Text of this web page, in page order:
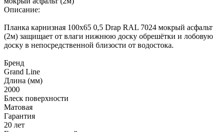
Описание:
Планка карнизная 100х65 0,5 Drap RAL 7024 мокрый асфальт
(2м) защищает от влаги нижнюю доску обрешётки и лобовую
доску в непосредственной близости от водостока.
Бренд
Grand Line
Длина (мм)
2000
Блеск поверхности
Матовая
Гарантия
20 лет